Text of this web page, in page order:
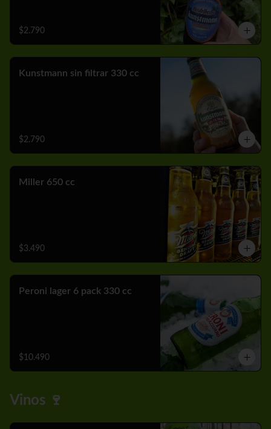
$2.790
Kunstmann sin filtrar 330 cc
$2.790
Miller 650 cc
$3.490
Peroni lager 6 pack 330 cc
$10.490
Vinos 🍷